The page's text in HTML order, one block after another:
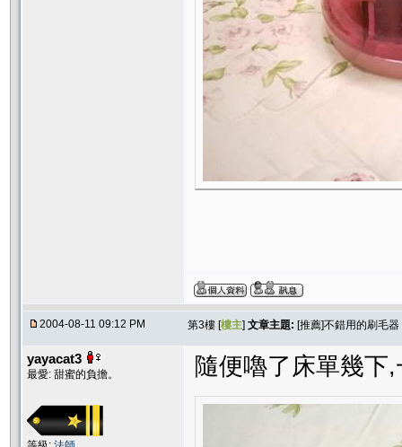
2004-08-11 09:12 PM 第3樓 [樓主] 文章主題: [推薦]不錯用的刷毛器
yayacat3
最愛: 甜蜜的負擔。 隨便嚕了床單幾下